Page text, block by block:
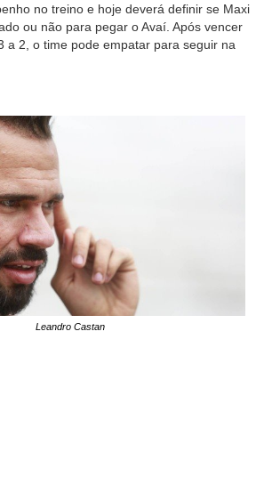
no treino e hoje deverá definir se Maxi
ou não para pegar o Avaí. Após vencer
a 2, o time pode empatar para seguir na
Leandro Castan